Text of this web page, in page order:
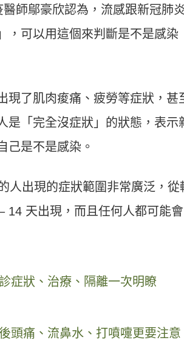
師鄔豪欣認為，流感跟新冠肺
，可以用這個來判斷是不是感染
現了肌肉痠痛、疲勞等症狀，甚
是「完全沒症狀」的狀態，表示
己是不是感染。
人出現的症狀範圍非常廣泛，從
14 天出現，而且任何人都可能
症狀、治療、隔離一次明瞭
頭痛、流鼻水、打噴嚏更要注意